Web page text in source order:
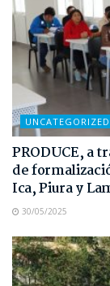
UNCATEGORIZED
PRODUCE, a
de
Ica, Piura y
30/05/2025